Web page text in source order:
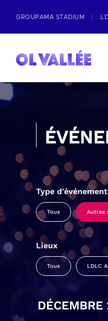
GROUPAMA STADIUM
Type d'événement
Tous Autres
Lieux
Tous LDLC